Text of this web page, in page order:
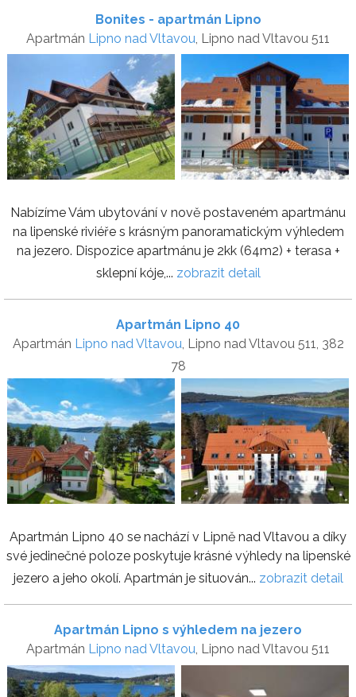
Bonites - apartmán Lipno
Apartmán Lipno nad Vltavou, Lipno nad Vltavou 511
Nabízíme Vám ubytování v nově postaveném apartmánu
na lipenské riviéře s krásným panoramatickým výhledem
na jezero. Dispozice apartmánu je 2kk (64m2) + terasa +
sklepní kóje,... zobrazit detail
Apartmán Lipno 40
Apartmán Lipno nad Vltavou, Lipno nad Vltavou 511, 382
78
Apartmán Lipno 40 se nachází v Lipně nad Vltavou a díky
své jedinečné poloze poskytuje krásné výhledy na lipenské
jezero a jeho okolí. Apartmán je situován... zobrazit detail
Apartmán Lipno s výhledem na jezero
Apartmán Lipno nad Vltavou, Lipno nad Vltavou 511